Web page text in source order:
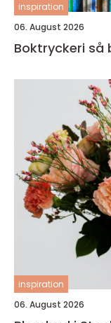
inspiration
06. August 2026
inspiration
06. August 2026